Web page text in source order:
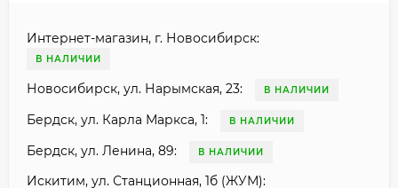
Интернет-магазин, г. Новосибирск:
В НАЛИЧИИ
Новосибирск, ул. Нарымская, 23: В НАЛИЧИИ
Бердск, ул. Карла Маркса, 1: В НАЛИЧИИ
Бердск, ул. Ленина, 89: В НАЛИЧИИ
Искитим, ул. Станционная, 1б (ЖУМ):